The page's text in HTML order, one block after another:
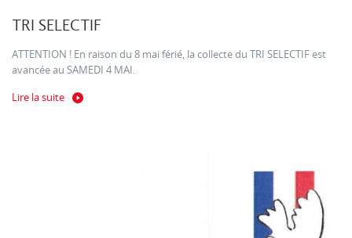
TRI SELECTIF
ATTENTION ! En raison du 8 mai férié, la collecte du TRI SELECTIF est
avancée au SAMEDI 4 MAI.
Lire la suite